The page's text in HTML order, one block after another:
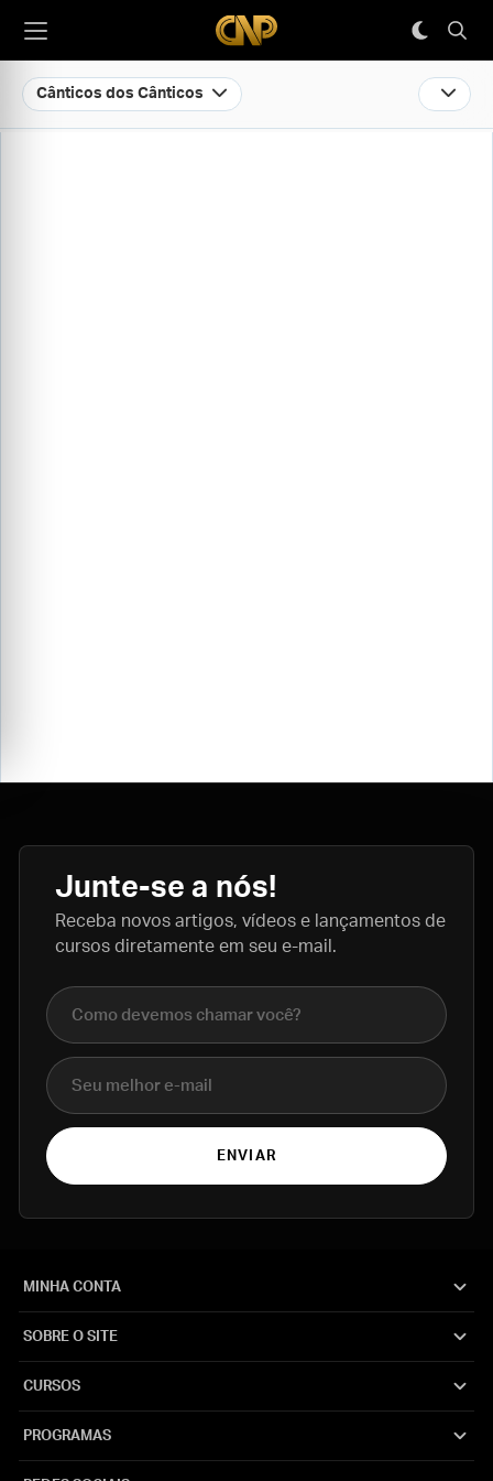
Cânticos dos Cânticos
Junte-se a nós!
Receba novos artigos, vídeos e lançamentos de
cursos diretamente em seu e-mail.
Nome completo
E-mail
ENVIAR
MINHA CONTA
SOBRE O SITE
CURSOS
PROGRAMAS